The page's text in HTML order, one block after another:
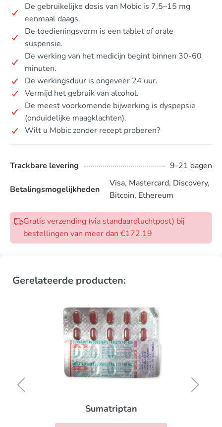
De gebruikelijke dosis van Mobic is 7,5–15 mg
eenmaal daags.
De toedieningsvorm is een tablet of orale
suspensie.
De werking van het medicijn begint binnen 30-60
minuten.
De werkingsduur is ongeveer 24 uur.
Vermijd het gebruik van alcohol.
De meest voorkomende bijwerking is dyspepsie
(onduidelijke maagklachten).
Wilt u Mobic zonder recept proberen?
Trackbare levering 9-21 dagen
Betalingsmogelijkheden
Visa, Mastercard, Discovery,
Bitcoin, Ethereum
Gratis verzending (via standaardluchtpost) bij
bestellingen van meer dan €172.19
Gerelateerde producten:
Sumatriptan